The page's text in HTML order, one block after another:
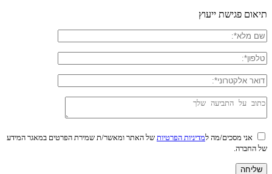
תיאום פגישת ייעוץ
אני מסכים/מה למדיניות הפרטיות של האתר ומאשר/ת שמירת הפרטים במאגר המידע
של החברה.